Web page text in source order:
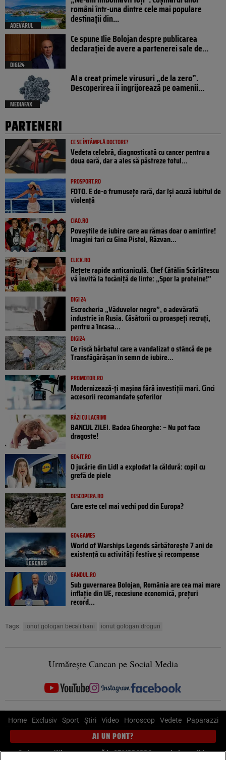
ADEVARUL
români într-una dintre cele mai populare
destinații din...
DIGI24
Ce spune Ilie Bolojan despre publicarea
declarației de avere a partenerei sale de...
MEDIAFAX
AI a creat primele virusuri „de la zero”.
Descoperirea îi îngrijorează pe oamenii...
PARTENERI
CE SE ÎNTÂMPLĂ DOCTORE?
Vedeta celebră, diagnosticată cu cancer pentru a
doua oară, dar a ales să păstreze totul...
PROSPORT.RO
FOTO. E de-o frumusețe rară, dar își acuză iubitul de
violență
CIAO.RO
Poveştile de iubire care au rămas doar o amintire!
Imagini tari cu Gina Pistol, Răzvan...
CLICK.RO
Rețete rapide anticaniculă. Chef Cătălin Scărlătescu
vă invită la tocăniță de linte: „Spor la proteine!”
DIGI 24
Escrocheria „Văduvelor negre”, o adevărată
industrie în Rusia. Căsătorii cu proaspeți recruți,
pentru a încasa...
DIGI24
Ce riscă bărbatul care a vandalizat o stâncă de pe
Transfăgărășan în semn de iubire...
PROMOTOR.RO
Modernizează-ți mașina fără investiții mari. Cinci
accesorii recomandate șoferilor
RÂZI CU LACRIMI
BANCUL ZILEI. Badea Gheorghe: – Nu pot face
dragoste!
GO4IT.RO
O jucărie din Lidl a explodat la căldură: copil cu
grefă de piele
DESCOPERA.RO
Care este cel mai vechi pod din Europa?
GO4GAMES
World of Warships Legends sărbătorește 7 ani de
existență cu activități festive și recompense
GANDUL.RO
Sub guvernarea Bolojan, România are cea mai mare
inflație din UE, recesiune economică, prețuri
record...
Tags: ionut gologan becali bani ionut gologan droguri
Urmărește Cancan pe Social Media
Home Exclusiv Sport Știri Video Horoscop Vedete Paparazzi
AI UN PONT?
Scrie-ne pe Whatsapp, sună la 0741226226 sau trimite mail la